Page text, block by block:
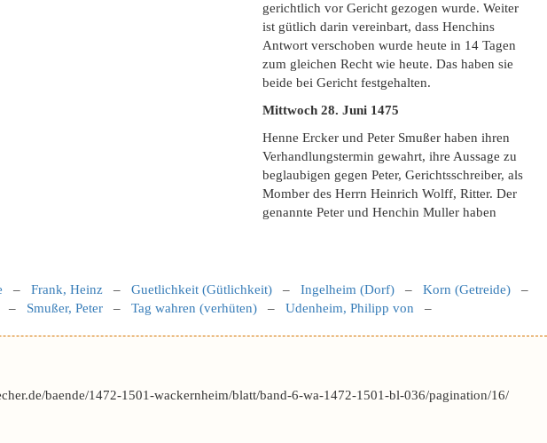
gerichtlich vor Gericht gezogen wurde. Weiter
ist gütlich darin vereinbart, dass Henchins
Antwort verschoben wurde heute in 14 Tagen
zum gleichen Recht wie heute. Das haben sie
beide bei Gericht festgehalten.
Mittwoch 28. Juni 1475
Henne Ercker und Peter Smußer haben ihren
Verhandlungstermin gewahrt, ihre Aussage zu
beglaubigen gegen Peter, Gerichtsschreiber, als
Momber des Herrn Heinrich Wolff, Ritter. Der
genannte Peter und Henchin Muller haben
– Frank, Heinz – Guetlichkeit (Gütlichkeit) – Ingelheim (Dorf) – Korn (Getreide) –
– Smußer, Peter – Tag wahren (verhüten) – Udenheim, Philipp von –
baende/1472-1501-wackernheim/blatt/band-6-wa-1472-1501-bl-036/pagination/16/